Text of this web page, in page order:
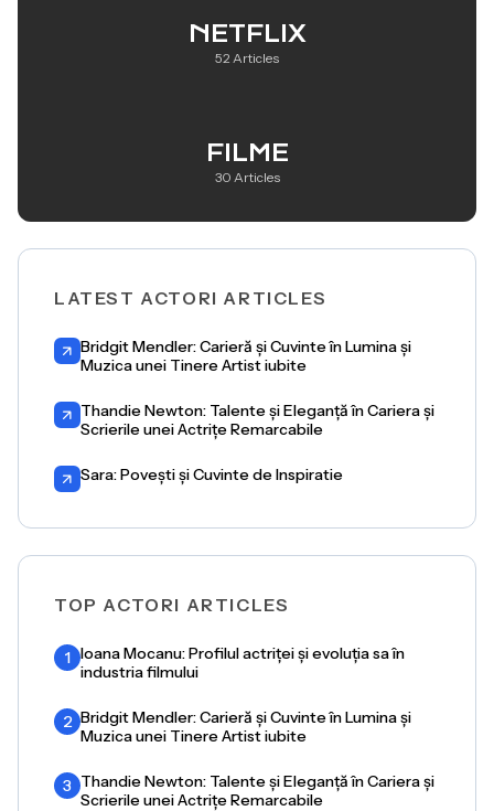
NETFLIX
52 Articles
FILME
30 Articles
LATEST ACTORI ARTICLES
Bridgit Mendler: Carieră și Cuvinte în Lumina și
Muzica unei Tinere Artist iubite
Thandie Newton: Talente și Eleganță în Cariera și
Scrierile unei Actrițe Remarcabile
Sara: Povești și Cuvinte de Inspiratie
TOP ACTORI ARTICLES
1 Ioana Mocanu: Profilul actriței și evoluția sa în
industria filmului
2 Bridgit Mendler: Carieră și Cuvinte în Lumina și
Muzica unei Tinere Artist iubite
3 Thandie Newton: Talente și Eleganță în Cariera și
Scrierile unei Actrițe Remarcabile